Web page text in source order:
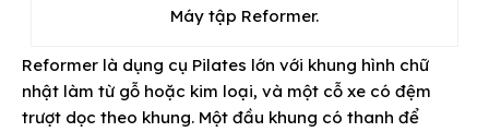
Máy tập Reformer.
Reformer là dụng cụ Pilates lớn với khung hình chữ
nhật làm từ gỗ hoặc kim loại, và một cỗ xe có đệm
trượt dọc theo khung. Một đầu khung có thanh để